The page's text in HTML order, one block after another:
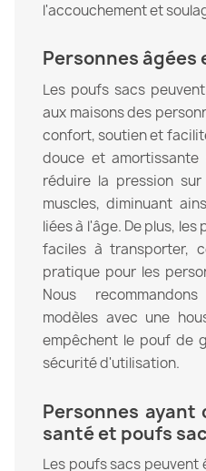
l'accouchement et
Personnes âgées
Les poufs sacs
aux maisons des
confort, soutien et
douce et
réduire la pression
muscles, diminuant
liées à l'âge. De plus,
faciles à transporter,
pratique pour les
Nous
modèles avec une
empêchent le pouf de
sécurité d'utilisation.
Personnes ayant
santé et poufs
Les poufs sacs